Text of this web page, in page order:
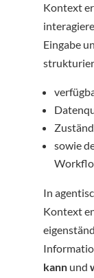
Kontext
Eingabe
sowie
In
Kontext
kannund